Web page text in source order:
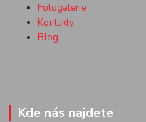
Fotogalerie
Kontakty
Blog
Kde nás najdete